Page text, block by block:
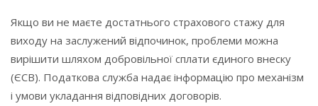
Якщо ви не маєте достатнього страхового стажу для
виходу на заслужений відпочинок, проблеми можна
вирішити шляхом добровільної сплати єдиного внеску
(ЄСВ). Податкова служба надає інформацію про механізм
і умови укладання відповідних договорів.